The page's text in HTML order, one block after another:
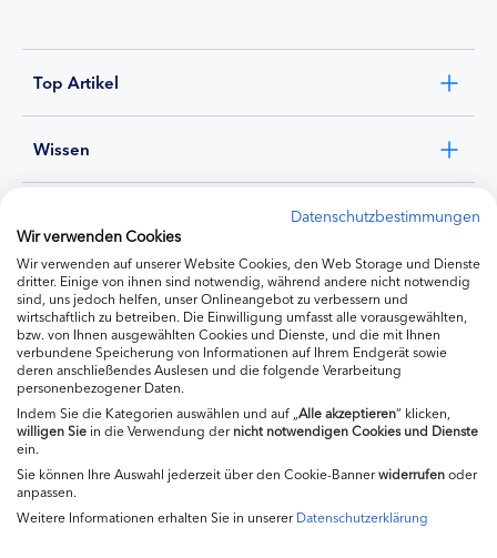
Top Artikel
Wissen
Ernährung
Produkte
Impressum
Datenschutzbestimmungen
Wir verwenden Cookies
Wir verwenden auf unserer Website Cookies, den Web Storage und Dienste
dritter. Einige von ihnen sind notwendig, während andere nicht notwendig
sind, uns jedoch helfen, unser Onlineangebot zu verbessern und
wirtschaftlich zu betreiben. Die Einwilligung umfasst alle vorausgewählten,
bzw. von Ihnen ausgewählten Cookies und Dienste, und die mit Ihnen
verbundene Speicherung von Informationen auf Ihrem Endgerät sowie
deren anschließendes Auslesen und die folgende Verarbeitung
personenbezogener Daten.
Indem Sie die Kategorien auswählen und auf „ Alle akzeptieren“ klicken,
willigenSie in die Verwendung dernicht notwendigen Cookies und Dienste
ein.
Sie können Ihre Auswahl jederzeit über den Cookie-Bannerwiderrufenoder
anpassen.
Weitere Informationen erhalten Sie in unsererDatenschutzerklärung